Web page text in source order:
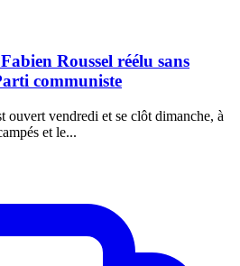
Roussel réélu sans
communiste
ouvert vendredi et se clôt dimanche, à
et le...